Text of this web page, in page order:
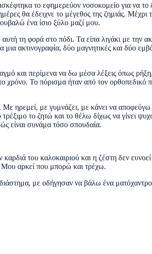
το εφημερεύον νοσοκομείο για να το
θα έδειχνε το μέγεθος της ζημιάς.
ένα ίσιο ξύλο μαζί μου.
τη φορά στο πόδι. Τα είπα λιγάκι με την
ακτινογραφία, δύο μαγνητικές και δύο
και περίμενα να δω μέσα λέξεις όπως
Το πόρισμα ήταν από τον
ηρεμεί, με γυμνάζει, με κάνει να
το ζητώ και το θέλω δίχως να γίνει
είναι συνάμα τόσο σπουδαία.
του καλοκαιριού και η ζέστη δεν
Μου αρκεί που μπορώ και τρέχω.
με οδήγησαν να βάλω ένα